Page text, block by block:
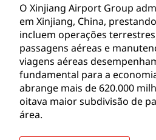
O Xinjiang Airport Group
em Xinjiang, China,
incluem operações
passagens aéreas e
viagens aéreas
fundamental para a
abrange mais de 620.000
oitava maior subdivisão de
área.